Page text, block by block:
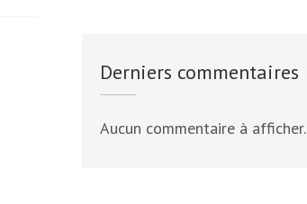
Derniers commentaires
Aucun commentaire à afficher.